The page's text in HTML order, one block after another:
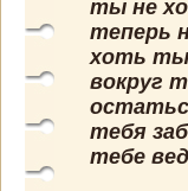
ты не
теперь
хоть ты
вокруг
тебя
тебе